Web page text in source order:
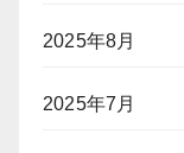
2025年8月
2025年7月